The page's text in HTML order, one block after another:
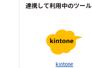
連携して利用中のツール
kintone